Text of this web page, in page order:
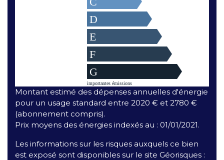
Montant estimé des dépenses annuelles d'énergie
pour un usage standard entre 2020 € et 2780 €
(abonnement compris).
Prix moyens des énergies indexés au : 01/01/2021.
Les informations sur les risques auxquels ce bien
est exposé sont disponibles sur le site Géorisques :